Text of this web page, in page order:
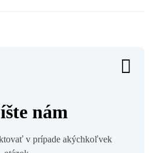
nám
v prípade akýchkoľvek